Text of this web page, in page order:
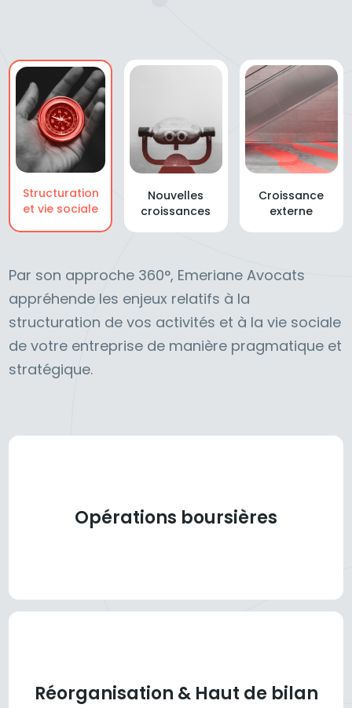
Structuration
et vie sociale
Nouvelles
croissances
Croissance
externe
Par son approche 360°, Emeriane Avocats
appréhende les enjeux relatifs à la
structuration de vos activités et à la vie sociale
de votre entreprise de manière pragmatique et
stratégique.
Opérations boursières
Réorganisation & Haut de bilan